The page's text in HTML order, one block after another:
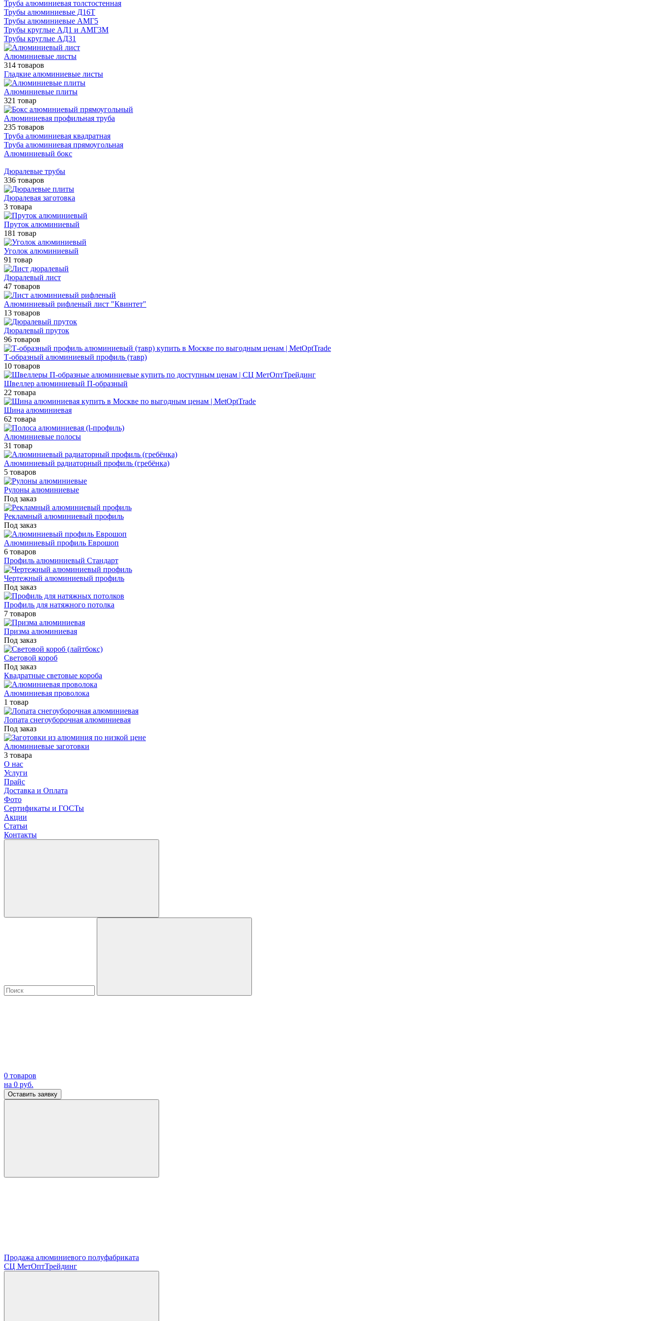
Труба алюминиевая толстостенная
Трубы алюминиевые Д16Т
Трубы алюминиевые АМГ5
Трубы круглые АД1 и АМГ3М
Трубы круглые АД31
Алюминиевые листы
314 товаров
Гладкие алюминиевые листы
Алюминиевые плиты
321 товар
Алюминиевая профильная труба
235 товаров
Труба алюминиевая квадратная
Труба алюминиевая прямоугольная
Алюминиевый бокс
Дюралевые трубы
336 товаров
Дюралевая заготовка
3 товара
Пруток алюминиевый
181 товар
Уголок алюминиевый
91 товар
Дюралевый лист
47 товаров
Алюминиевый рифленый лист "Квинтет"
13 товаров
Дюралевый пруток
96 товаров
Т-образный алюминиевый профиль (тавр)
10 товаров
Швеллер алюминиевый П-образный
22 товара
Шина алюминиевая
62 товара
Алюминиевые полосы
31 товар
Алюминиевый радиаторный профиль (гребёнка)
5 товаров
Рулоны алюминиевые
Под заказ
Рекламный алюминиевый профиль
Под заказ
Алюминиевый профиль Еврошоп
6 товаров
Профиль алюминиевый Стандарт
Чертежный алюминиевый профиль
Под заказ
Профиль для натяжного потолка
7 товаров
Призма алюминиевая
Под заказ
Световой короб
Под заказ
Квадратные световые короба
Алюминиевая проволока
1 товар
Лопата снегоуборочная алюминиевая
Под заказ
Алюминиевые заготовки
3 товара
О нас
Услуги
Прайс
Доставка и Оплата
Фото
Сертификаты и ГОСТы
Акции
Статьи
Контакты
0 товаров
на 0 руб.
Оставить заявку
Продажа алюминиевого полуфабриката
СЦ МетОптТрейдинг